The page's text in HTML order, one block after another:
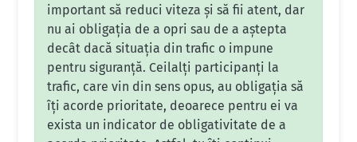
important să reduci viteza și să fii atent, dar
nu ai obligația de a opri sau de a aștepta
decât dacă situația din trafic o impune
pentru siguranță. Ceilalți participanți la
trafic, care vin din sens opus, au obligația să
îți acorde prioritate, deoarece pentru ei va
exista un indicator de obligativitate de a